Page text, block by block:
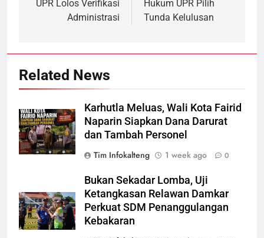
UPR Lolos Verifikasi
Administrasi
Hukum UPR Pilih
Tunda Kelulusan
Related News
Karhutla Meluas, Wali Kota Fairid
Naparin Siapkan Dana Darurat
dan Tambah Personel
Tim Infokalteng
1 week ago 0
Bukan Sekadar Lomba, Uji
Ketangkasan Relawan Damkar
Perkuat SDM Penanggulangan
Kebakaran